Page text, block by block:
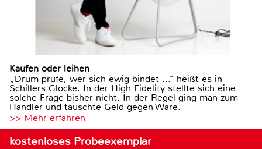
Kaufen oder leihen
„Drum prüfe, wer sich ewig bindet ...“ heißt es in
Schillers Glocke. In der High Fidelity stellte sich eine
solche Frage bisher nicht. In der Regel ging man zum
Händler und tauschte Geld gegen Ware.
>> Mehr erfahren
kostenloses Probeexemplar